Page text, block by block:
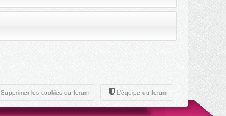
Supprimer les cookies du forum L’équipe du forum